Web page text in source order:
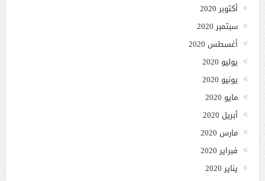
أكتوبر 2020
سبتمبر 2020
أغسطس 2020
يوليو 2020
يونيو 2020
مايو 2020
أبريل 2020
مارس 2020
فبراير 2020
يناير 2020